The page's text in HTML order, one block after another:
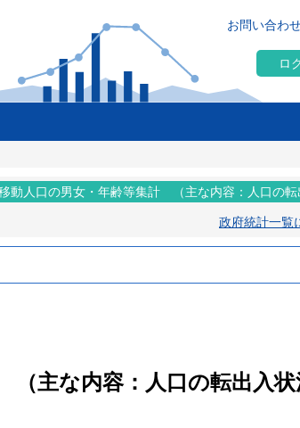
お問い合わ
ロ
動人口の男女・年齢等集計 （主な内容：人口の転
政府統計一覧
主な内容：人口の転出入状